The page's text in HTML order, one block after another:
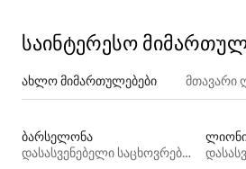
საინტერესო
ახლო მიმართულებები მთავარი
ბარსელონა
დასასვენებელი საცხოვრებლები